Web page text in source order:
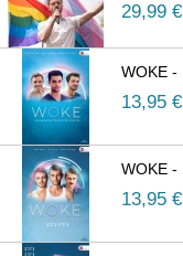
29,99
WOKE -
13,95
WOKE -
13,95